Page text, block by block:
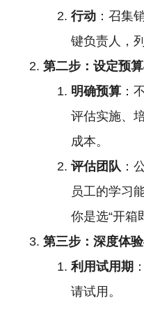
行动 ：召集
键负责人，
第二步：设定预
明确预算 ：
评估实施、
成本。
评估团队 ：
员工的学习
你是选“开箱
第三步：深度体
利用试用期
请试用。